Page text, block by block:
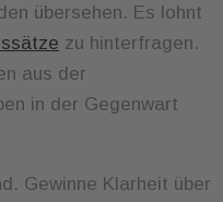
übersehen. Es lohnt
zu hinterfragen.
aus der
in der Gegenwart
Gewinne Klarheit über